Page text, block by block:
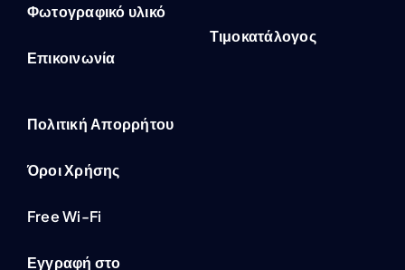
Φωτογραφικό υλικό
Επικοινωνία
Τιμοκατάλογος
Πολιτική Απορρήτου
Όροι Χρήσης
Free Wi-Fi
Εγγραφή στο